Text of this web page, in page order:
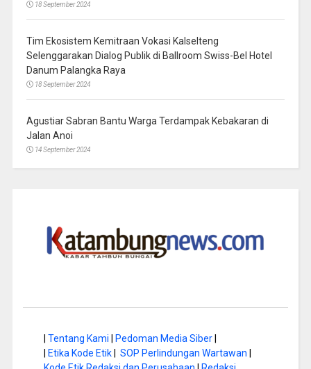
18 September 2024
Tim Ekosistem Kemitraan Vokasi Kalselteng
Selenggarakan Dialog Publik di Ballroom Swiss-Bel Hotel
Danum Palangka Raya
18 September 2024
Agustiar Sabran Bantu Warga Terdampak Kebakaran di
Jalan Anoi
14 September 2024
Tentang Kami Pedoman Media Siber|
Etika Kode Etik| SOP Perlindungan Wartawan